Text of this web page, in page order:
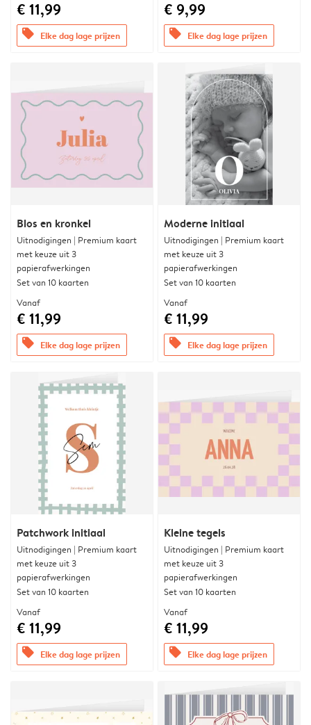
€ 11,99
offers Elke dag lage prijzen
€ 9,99
offers Elke dag lage prijzen
Blos en kronkel
Uitnodigingen | Premium kaart
met keuze uit 3
papierafwerkingen
Set van 10 kaarten
Vanaf
€ 11,99
offers Elke dag lage prijzen
Moderne initiaal
Uitnodigingen | Premium kaart
met keuze uit 3
papierafwerkingen
Set van 10 kaarten
Vanaf
€ 11,99
offers Elke dag lage prijzen
Patchwork initiaal
Uitnodigingen | Premium kaart
met keuze uit 3
papierafwerkingen
Set van 10 kaarten
Vanaf
€ 11,99
offers Elke dag lage prijzen
Kleine tegels
Uitnodigingen | Premium kaart
met keuze uit 3
papierafwerkingen
Set van 10 kaarten
Vanaf
€ 11,99
offers Elke dag lage prijzen